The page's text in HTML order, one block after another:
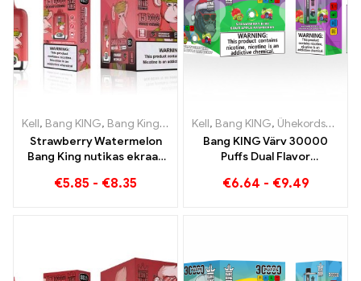
Kell, Bang KING, Bang Kingi nutikas ekraan 15000 Puff ,
Strawberry Watermelon
Bang King nutikas ekraan
puuviljade lõõgastavat
€5.85 - €8.35
Kell, Bang KING, Ühekordsed e-sigaretid Leedu
Bang KING Värv 30000
Puffs Dual Flavor
kiivi ja hapu õuna
€6.64 - €9.49